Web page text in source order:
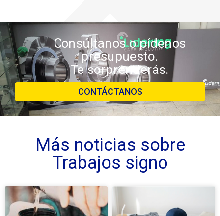
Consúltanos o pídenos
presupuesto.
Te sorprenderás.
CONTÁCTANOS
Más noticias sobre
Trabajos signo